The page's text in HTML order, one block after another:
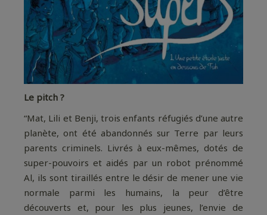
Le pitch ?
“Mat, Lili et Benji, trois enfants réfugiés d’une autre
planète, ont été abandonnés sur Terre par leurs
parents criminels. Livrés à eux-mêmes, dotés de
super-pouvoirs et aidés par un robot prénommé
Al, ils sont tiraillés entre le désir de mener une vie
normale parmi les humains, la peur d’être
découverts et, pour les plus jeunes, l’envie de